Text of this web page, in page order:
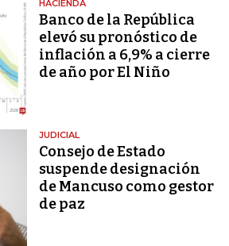
HACIENDA
Banco de la República
elevó su pronóstico de
inflación a 6,9% a cierre
de año por El Niño
JUDICIAL
Consejo de Estado
suspende designación
de Mancuso como gestor
de paz